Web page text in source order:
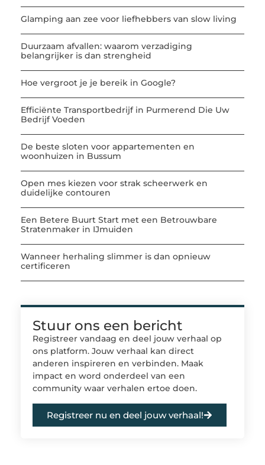
Glamping aan zee voor liefhebbers van slow living
Duurzaam afvallen: waarom verzadiging
belangrijker is dan strengheid
Hoe vergroot je je bereik in Google?
Efficiënte Transportbedrijf in Purmerend Die Uw
Bedrijf Voeden
De beste sloten voor appartementen en
woonhuizen in Bussum
Open mes kiezen voor strak scheerwerk en
duidelijke contouren
Een Betere Buurt Start met een Betrouwbare
Stratenmaker in IJmuiden
Wanneer herhaling slimmer is dan opnieuw
certificeren
Stuur ons een bericht
Registreer vandaag en deel jouw verhaal op
ons platform. Jouw verhaal kan direct
anderen inspireren en verbinden. Maak
impact en word onderdeel van een
community waar verhalen ertoe doen.
Registreer nu en deel jouw verhaal!